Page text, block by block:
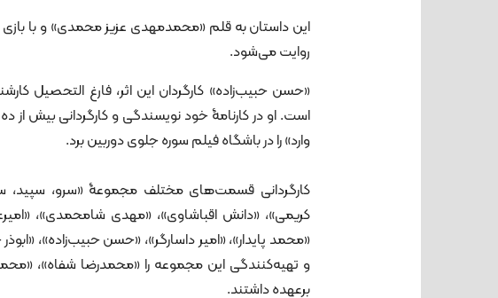
این داستان به قلم «محمدمهدی عزیز محمدی» و با بازی
روایت می‌شود.
«حسن حبیب‌زاده» کارگردان این اثر، فارغ التحصیل
وارد» را در باشگاه فیلم سوره جلوی دوربین برد.
کارگردانی قسمت‌های مختلف مجموعۀ «سرو، سپید،
کریمی»، «دانش اقباشاوی»، «مهدی شامحمدی»،
«محمد پایدار»، «امیر داسارگر»، «حسن حبیب‌زاده»،
و تهیه‌کنندگی این مجموعه را «محمدرضا شفاه»،
برعهده داشتند.